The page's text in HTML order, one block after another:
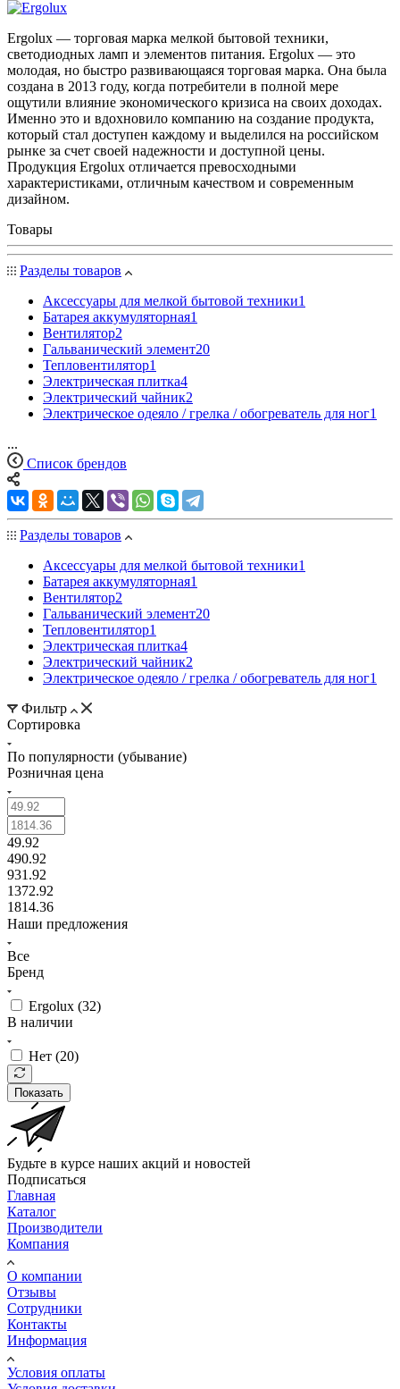
Ergolux — торговая марка мелкой бытовой техники,
светодиодных ламп и элементов питания. Ergolux — это
молодая, но быстро развивающаяся торговая марка. Она была
создана в 2013 году, когда потребители в полной мере
ощутили влияние экономического кризиса на своих доходах.
Именно это и вдохновило компанию на создание продукта,
который стал доступен каждому и выделился на российском
рынке за счет своей надежности и доступной цены.
Продукция Ergolux отличается превосходными
характеристиками, отличным качеством и современным
дизайном.
Товары
Разделы товаров
Аксессуары для мелкой бытовой техники1
Батарея аккумуляторная1
Вентилятор2
Гальванический элемент20
Тепловентилятор1
Электрическая плитка4
Электрический чайник2
Электрическое одеяло / грелка / обогреватель для ног1
...
Список брендов
Разделы товаров
Аксессуары для мелкой бытовой техники1
Батарея аккумуляторная1
Вентилятор2
Гальванический элемент20
Тепловентилятор1
Электрическая плитка4
Электрический чайник2
Электрическое одеяло / грелка / обогреватель для ног1
Фильтр
Сортировка
По популярности (убывание)
Розничная цена
49.92
490.92
931.92
1372.92
1814.36
Наши предложения
Все
Бренд
Ergolux (32)
В наличии
Нет (20)
Показать
Будьте в курсе наших акций и новостей
Подписаться
Главная
Каталог
Производители
Компания
О компании
Отзывы
Сотрудники
Контакты
Информация
Условия оплаты